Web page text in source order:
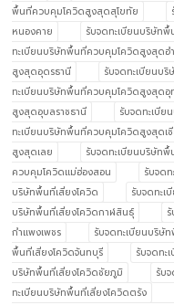
พื้นที่ควบคุมโควิดสูงสุดสุโขทัย
หนองคาย
รับจดทะเบียนบริษัท
ทะเบียนบริษัทพื้นที่ควบคุมโควิดสูงสุดอ
สูงสุดอุดรธานี
รับจดทะเบียนบ
ทะเบียนบริษัทพื้นที่ควบคุมโควิดสูงสุดอุ
สูงสุดอุบลราชธานี
รับจดทะเบี
ทะเบียนบริษัทพื้นที่ควบคุมโควิดสูงสุดเ
สูงสุดเลย
รับจดทะเบียนบริษัท
ควบคุมโควิดแม่ฮ่องสอน
รับจด
บริษัทพื้นที่เสี่ยงโควิด
รับจดทะเ
บริษัทพื้นที่เสี่ยงโควิดกาฬสินธุ์
กำแพงเพชร
รับจดทะเบียนบริษั
พื้นที่เสี่ยงโควิดจันทบุรี
รับจดทะ
บริษัทพื้นที่เสี่ยงโควิดชัยภูมิ
รับ
ทะเบียนบริษัทพื้นที่เสี่ยงโควิดตรัง